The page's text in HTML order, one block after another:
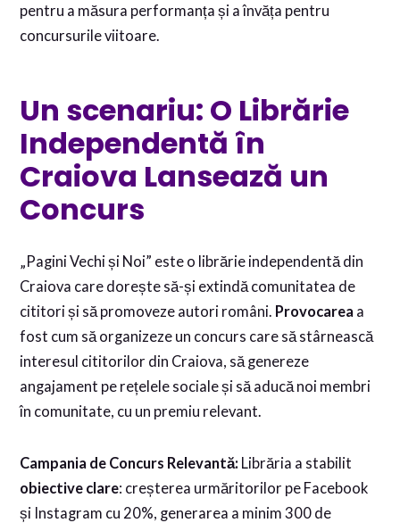
pentru a măsura performanța și a învăța pentru
concursurile viitoare.
Un scenariu: O Librărie
Independentă în
Craiova Lansează un
Concurs
„Pagini Vechi și Noi” este o librărie independentă din
Craiova care dorește să-și extindă comunitatea de
cititori și să promoveze autori români. Provocarea a
fost cum să organizeze un concurs care să stârnească
interesul cititorilor din Craiova, să genereze
angajament pe rețelele sociale și să aducă noi membri
în comunitate, cu un premiu relevant.
Campania de Concurs Relevantă: Librăria a stabilit
obiective clare: creșterea urmăritorilor pe Facebook
și Instagram cu 20%, generarea a minim 300 de